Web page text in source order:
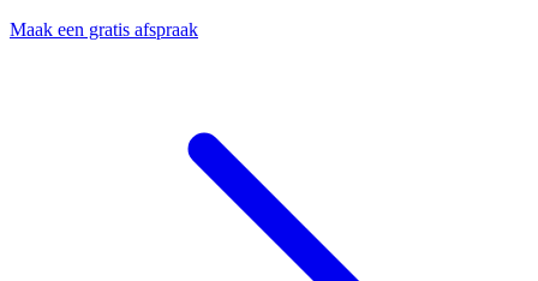
Maak een gratis afspraak